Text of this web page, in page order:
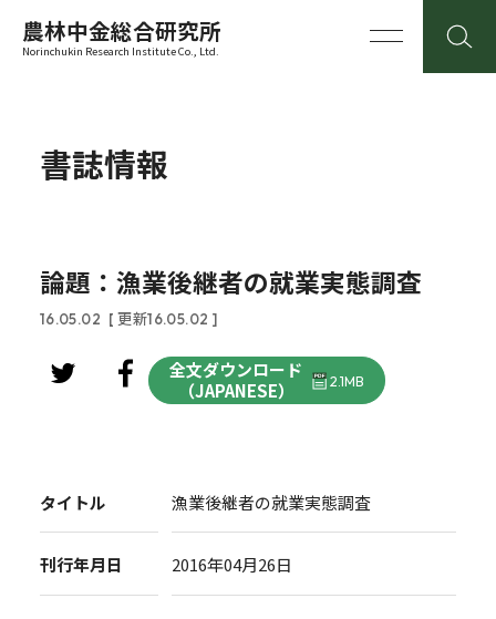
農林中金総合研究所
Norinchukin Research Institute Co., Ltd.
書誌情報
論題：漁業後継者の就業実態調査
16.05.02 [ 更新16.05.02 ]
全文ダウンロード
（JAPANESE）
2.1MB
タイトル 漁業後継者の就業実態調査
刊行年月日 2016年04月26日